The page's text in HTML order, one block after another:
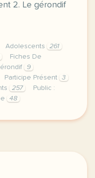
2. Le gérondif
Adolescents
261
Fiches De
9
Participe Présent
3
257
Public :
48
et convaincant